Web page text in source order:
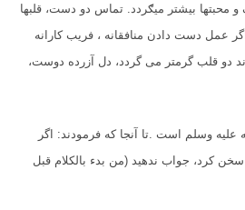
و محبتها بیشتر میګردد. تماس دو دست، قلبها
عمل دست دادن منافقانه ، فریب کارانه
دو قلب گرمتر می گردد، دل آزرده دوست،
علیه وسلم است .تا آنجا كه فرمودند: اگر
كرد، جواب ندهید (من بدء بالكلام قبل